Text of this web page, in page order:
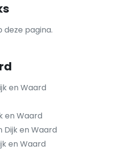
deze pagina.
en Waard
en Waard
Dijk en Waard
en Waard